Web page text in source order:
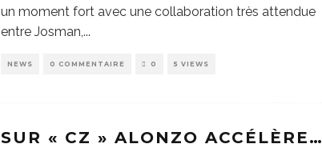
un moment fort avec une collaboration très attendue
entre Josman,...
NEWS 0 COMMENTAIRE 0 5 VIEWS
SUR « CZ » ALONZO ACCÉLÈRE…